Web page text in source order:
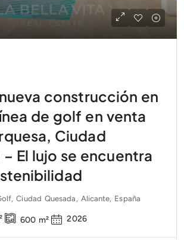
construcción en
de golf en venta
Ciudad
El lujo se encuentra
Ciudad Quesada, Alicante, España
600 m² 2026